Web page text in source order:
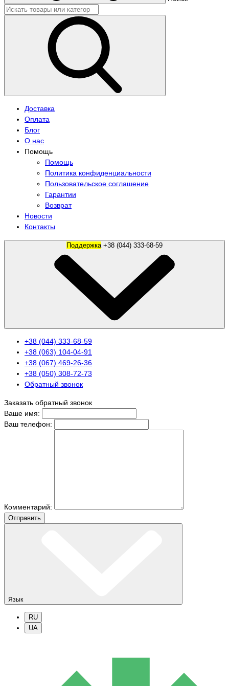
Доставка
Оплата
Блог
О нас
Помощь
Помощь
Политика конфиденциальности
Пользовательское соглашение
Гарантии
Возврат
Новости
Контакты
Поддержка
+38 (044) 333-68-59
+38 (063) 104-04-91
+38 (067) 469-26-36
+38 (050) 308-72-73
Обратный звонок
Заказать обратный звонок
Ваше имя:
Ваш телефон:
Комментарий:
Отправить
Язык
RU
UA